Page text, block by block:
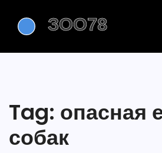
Tag: опасная
собак